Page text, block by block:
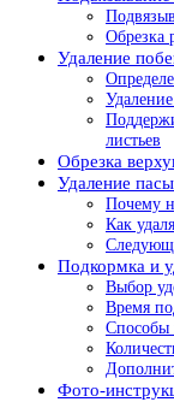
Обрезка
Удаление
листьев
Обрезка
Удаление
Почему
Как
Подкормка и
Выбор
Время
Способы
Фото-